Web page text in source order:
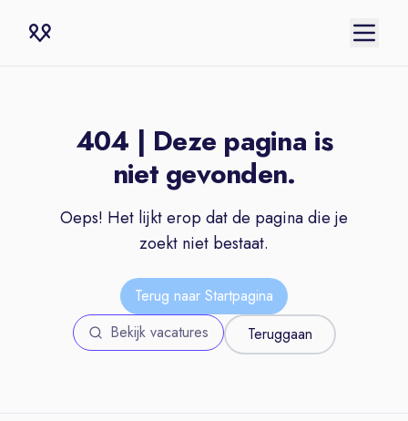
404 | Deze pagina is
niet gevonden.
Oeps! Het lijkt erop dat de pagina die je
zoekt niet bestaat.
Terug naar Startpagina
Bekijk vacatures
Teruggaan